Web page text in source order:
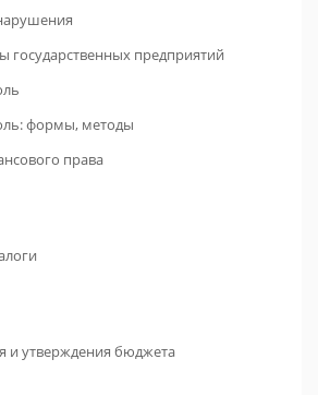
государственных предприятий
формы, методы
права
и утверждения бюджета